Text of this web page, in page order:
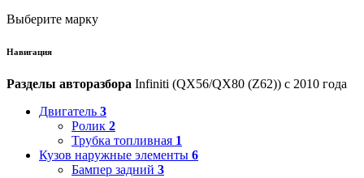
Выберите марку
Навигация
Разделы авторазбора Infiniti (QX56/QX80 (Z62)) с 2010 года
Двигатель 3
Ролик 2
Трубка топливная 1
Кузов наружные элементы 6
Бампер задний 3